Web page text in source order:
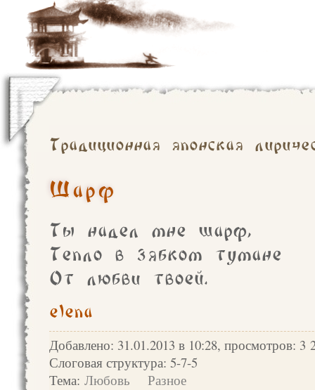
Традиционная японская
Шарф
Ты надел мне шарф,
Тепло в зябком тумане
От любви твоей.
elena
Добавлено: 31.01.2013 в 10:28, просмотров: 3
Слоговая структура: 5-7-5
Тема: Любовь Разное